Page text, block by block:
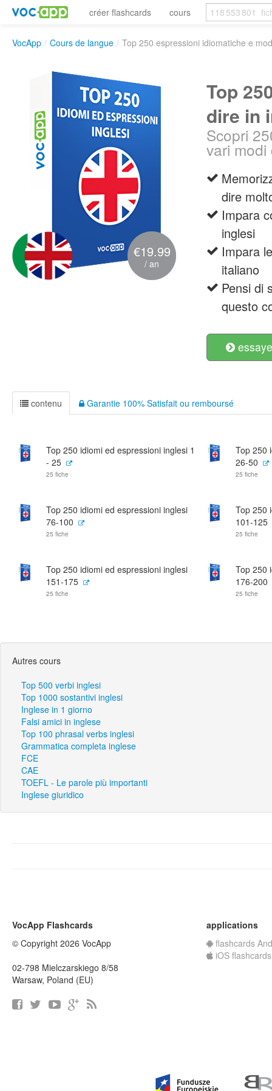
créer flashcards cours
VocApp / Cours de langue / Top 250 espressioni idiomatiche e
€19.99
/ an
Top
dire in
Scopri
vari
dire
Impara
inglesi
Impara
italiano
Pensi di
questo
contenu Garantie 100% Satisfait ou remboursé
Top 250 idiomi ed espressioni inglesi 1
- 25
25 fiche
Top 250
26-50
25 fiche
Top 250 idiomi ed espressioni inglesi
76-100
25 fiche
Top 250
101-125
25 fiche
Top 250 idiomi ed espressioni inglesi
151-175
25 fiche
Top 250
176-200
25 fiche
Autres cours
Top 500 verbi inglesi
Top 1000 sostantivi inglesi
Inglese in 1 giorno
Falsi amici in inglese
Top 100 phrasal verbs inglesi
Grammatica completa inglese
FCE
CAE
TOEFL - Le parole più importanti
Inglese giuridico
VocApp Flashcards
© Copyright 2026 VocApp
02-798 Mielczarskiego 8/58
Warsaw, Poland (EU)
applications
flashcards
iOS flashcards